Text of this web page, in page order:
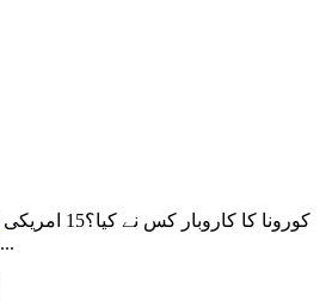
کورونا کا کاروبار کس نے کیا؟15 امریکی
اور چینی تاجروں نے اربوں...